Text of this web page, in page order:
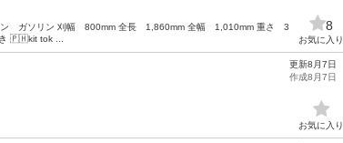
ガソリン 刈幅 800mm 全長 1,860mm 全幅 1,010mm 重さ 3
🇵🇭kit tok ...
8
お気に入り
更新8月7日
作成8月7日
お気に入り